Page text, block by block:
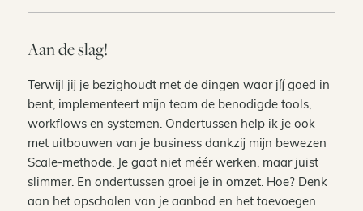
Aan de slag!
Terwijl jij je bezighoudt met de dingen waar jíj goed in
bent, implementeert mijn team de benodigde tools,
workflows en systemen. Ondertussen help ik je ook
met uitbouwen van je business dankzij mijn bewezen
Scale-methode. Je gaat niet méér werken, maar juist
slimmer. En ondertussen groei je in omzet. Hoe? Denk
aan het opschalen van je aanbod en het toevoegen